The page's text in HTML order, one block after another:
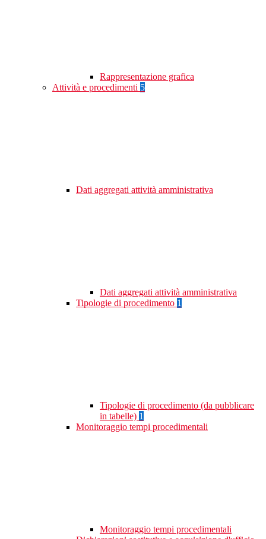
Rappresentazione grafica
Attività e procedimenti 5
Dati aggregati attività amministrativa
Dati aggregati attività amministrativa
Tipologie di procedimento 1
Tipologie di procedimento (da pubblicare
in tabelle) 1
Monitoraggio tempi procedimentali
Monitoraggio tempi procedimentali